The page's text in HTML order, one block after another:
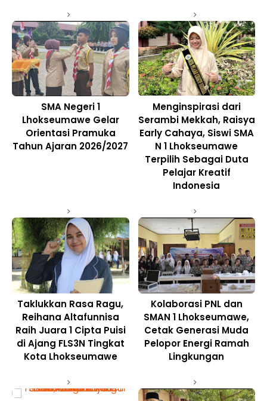
SMA Negeri 1
Lhokseumawe Gelar
Orientasi Pramuka
Tahun Ajaran 2026/2027
Menginspirasi dari
Serambi Mekkah, Raisya
Early Cahaya, Siswi SMA
N 1 Lhokseumawe
Terpilih Sebagai Duta
Pelajar Kreatif
Indonesia
Taklukkan Rasa Ragu,
Reihana Altafunnisa
Raih Juara 1 Cipta Puisi
di Ajang FLS3N Tingkat
Kota Lhokseumawe
Kolaborasi PNL dan
SMAN 1 Lhokseumawe,
Cetak Generasi Muda
Pelopor Energi Ramah
Lingkungan